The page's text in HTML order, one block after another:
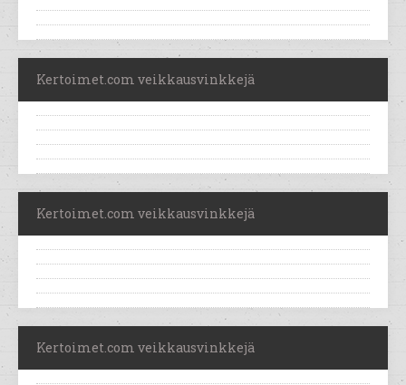
Kertoimet.com veikkausvinkkejä
Kertoimet.com veikkausvinkkejä
Kertoimet.com veikkausvinkkejä